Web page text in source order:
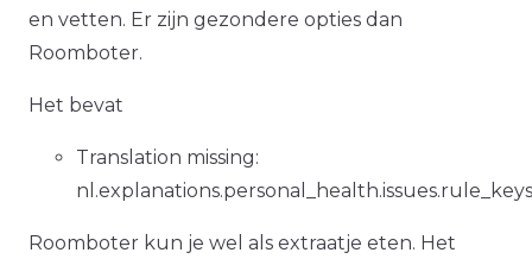
en vetten. Er zijn gezondere opties dan
Roomboter.
Het bevat
Translation missing:
Roomboter kun je wel als extraatje eten. Het